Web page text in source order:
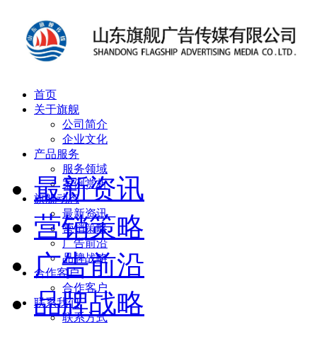
首页
关于旗舰
公司简介
企业文化
产品服务
服务领域
案例赏析
旗舰动态
最新资讯
营销策略
广告前沿
品牌战略
合作客户
合作客户
联系我们
联系方式
最新资讯
营销策略
广告前沿
品牌战略